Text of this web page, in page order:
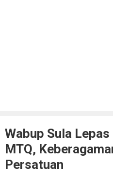
Wabup Sula Lepas
MTQ,
Persatuan